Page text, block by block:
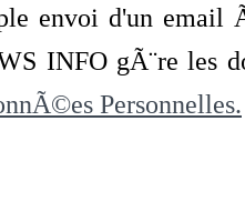
envoi d'un
INFO gÃ¨re les
Personnelles.